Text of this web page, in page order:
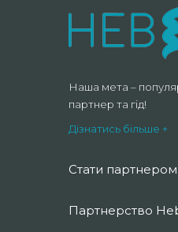
Наша мета –
партнер та гід!
Дізнатись більше +
Стати партнером
Партнерство